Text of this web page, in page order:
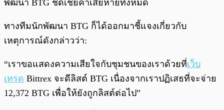
พัฒนา BTG ชดเชยค่าเสียหายทั้งหมด
ทางทีมนักพัฒนา BTG ก็ได้ออกมาชี้แจงเกี่ยวกับ
เหตุการณ์ดังกล่าวว่า:
“เราขอแสดงความเสียใจกับชุมชนของเราด้วยที่เว็บ
เทรด Bittrex จะดีลิสต์ BTG เนื่องจากเราปฏิเสธที่จะจ่าย
12,372 BTG เพื่อให้ยังถูกลิสต์ต่อไป”